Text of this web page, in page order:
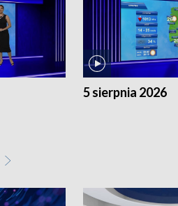
5 sierpnia 2026